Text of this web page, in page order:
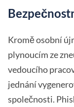
Kromě osobní
plynoucím ze
vedoucího
jednání
společnosti.